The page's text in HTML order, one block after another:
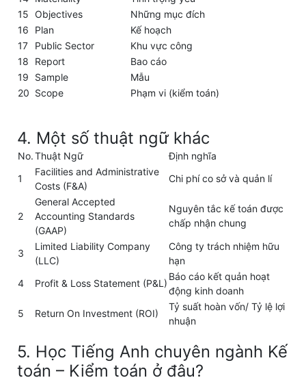
15 Objectives
Những mục đích
16
Plan
Kế hoạch
17
Public Sector
Khu vực công
18
Report
Bao cáo
19
Sample
Mẫu
20 Scope Phạm vi (kiểm toán)
4. Một số thuật ngữ khác
No.Thuật Ngữ
Định nghĩa
1
Facilities and Administrative
Costs (F&A)
Chi phí co sở và quản lí
2
General Accepted
Accounting Standards
(GAAP)
Nguyên tắc kế toán được
chấp nhận chung
3
Limited Liability Company
(LLC)
Công ty trách nhiệm hữu
hạn
4
Profit & Loss Statement (P&L)
Báo cáo kết quản hoạt
động kinh doanh
5
Return On Investment (ROI)
Tỷ suất hoàn vốn/ Tỷ lệ lợi
nhuận
5. Học Tiếng Anh chuyên ngành Kế
toán – Kiểm toán ở đâu?